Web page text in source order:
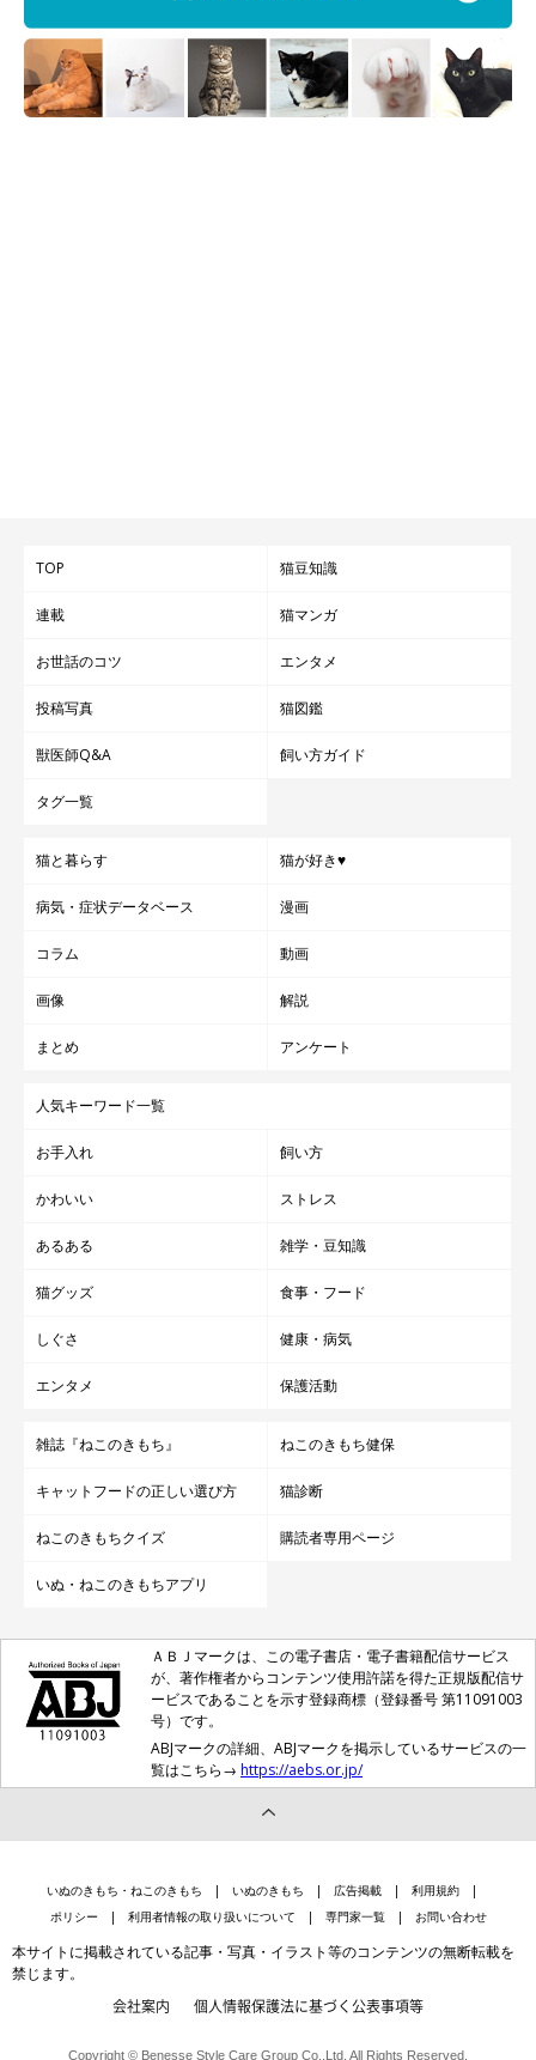
TOP 猫豆知識
連載 猫マンガ
お世話のコツ エンタメ
投稿写真 猫図鑑
獣医師Q&A 飼い方ガイド
タグ一覧
猫と暮らす 猫が好き♥
病気・症状データベース 漫画
コラム 動画
画像 解説
まとめ アンケート
人気キーワード一覧
お手入れ 飼い方
かわいい ストレス
あるある 雑学・豆知識
猫グッズ 食事・フード
しぐさ 健康・病気
エンタメ 保護活動
雑誌『ねこのきもち』 ねこのきもち健保
キャットフードの正しい選び方 猫診断
ねこのきもちクイズ 購読者専用ページ
いぬ・ねこのきもちアプリ
ＡＢＪマークは、この電子書店・電子書籍配信サービス
が、著作権者からコンテンツ使用許諾を得た正規版配信サ
ービスであることを示す登録商標（登録番号 第11091003
号）です。
ABJマークの詳細、ABJマークを掲示しているサービスの一
覧はこちら→ https://aebs.or.jp/
いぬのきもち・ねこのきもち いぬのきもち 広告掲載
利用規約
ポリシー
利用者情報の取り扱いについて 専門家一覧 お問い合わせ
本サイトに掲載されている記事・写真・イラスト等のコンテンツの無断転載を
禁じます。
会社案内 個人情報保護法に基づく公表事項等
Copyright © Benesse Style Care Group Co.,Ltd. All Rights Reserved.